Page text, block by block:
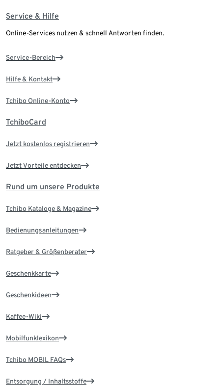
Service & Hilfe
Online-Services nutzen & schnell Antworten finden.
Service-Bereich
Hilfe & Kontakt
Tchibo Online-Konto
TchiboCard
Jetzt kostenlos registrieren
Jetzt Vorteile entdecken
Rund um unsere Produkte
Tchibo Kataloge & Magazine
Bedienungsanleitungen
Ratgeber & Größenberater
Geschenkkarte
Geschenkideen
Kaffee-Wiki
Mobilfunklexikon
Tchibo MOBIL FAQs
Entsorgung / Inhaltsstoffe